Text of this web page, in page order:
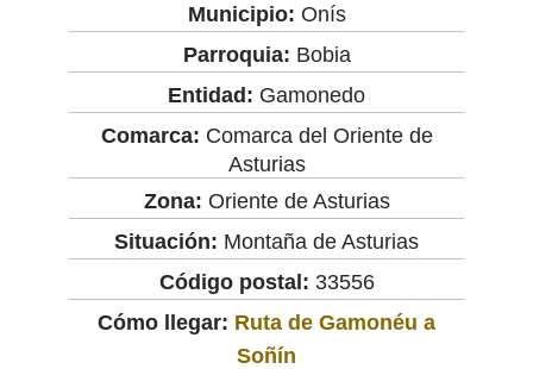
Municipio: Onís
Parroquia: Bobia
Entidad: Gamonedo
Comarca: Comarca del Oriente de
Asturias
Zona: Oriente de Asturias
Situación: Montaña de Asturias
Código postal: 33556
Cómo llegar: Ruta de Gamonéu a
Soñín